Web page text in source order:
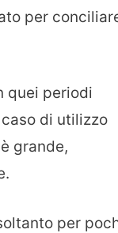
per
quei periodi
di utilizzo
grande,
per